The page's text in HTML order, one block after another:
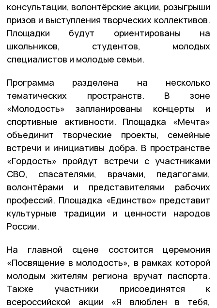
консультации, волонтёрские акции, розыгрыши
призов и выступления творческих коллективов.
Площадки будут ориентированы на
школьников, студентов, молодых
специалистов и молодые семьи.
Программа разделена на несколько
тематических пространств. В зоне
«Молодость» запланированы концерты и
спортивные активности. Площадка «Мечта»
объединит творческие проекты, семейные
встречи и инициативы добра. В пространстве
«Гордость» пройдут встречи с участниками
СВО, спасателями, врачами, педагогами,
волонтёрами и представителями рабочих
профессий. Площадка «Единство» представит
культурные традиции и ценности народов
России.
На главной сцене состоится церемония
«Посвящение в молодость», в рамках которой
молодым жителям региона вручат паспорта.
Также участники присоединятся к
всероссийской акции «Я влюблен в тебя,